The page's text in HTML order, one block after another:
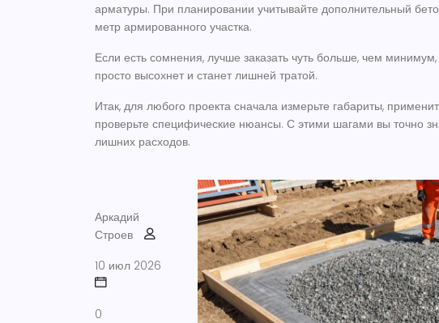
арматуры. При планировании учитывайте дополнительный
метр армированного участка.
Если есть сомнения, лучше заказать чуть больше, чем
просто высохнет и станет лишней тратой.
Итак, для любого проекта сначала измерьте габариты,
проверьте специфические нюансы. С этими шагами вы точно
лишних расходов.
Аркадий
Строев
10 июл 2026
0